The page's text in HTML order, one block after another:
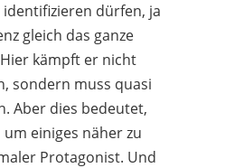
identifizieren dürfen, ja
gleich das ganze
kämpft er nicht
sondern muss quasi
Aber dies bedeutet,
einiges näher zu
Protagonist. Und